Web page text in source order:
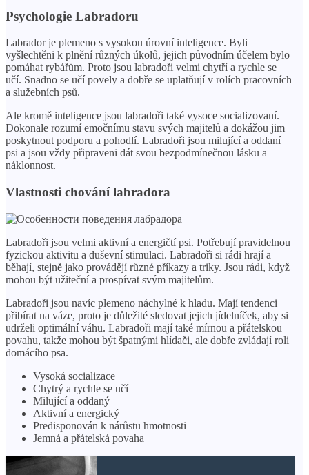
Psychologie Labradoru
Labrador je plemeno s vysokou úrovní inteligence. Byli
vyšlechtěni k plnění různých úkolů, jejich původním účelem bylo
pomáhat rybářům. Proto jsou labradoři velmi chytří a rychle se
učí. Snadno se učí povely a dobře se uplatňují v rolích pracovních
a služebních psů.
Ale kromě inteligence jsou labradoři také vysoce socializovaní.
Dokonale rozumí emočnímu stavu svých majitelů a dokážou jim
poskytnout podporu a pohodlí. Labradoři jsou milující a oddaní
psi a jsou vždy připraveni dát svou bezpodmínečnou lásku a
náklonnost.
Vlastnosti chování labradora
Labradoři jsou velmi aktivní a energičtí psi. Potřebují pravidelnou
fyzickou aktivitu a duševní stimulaci. Labradoři si rádi hrají a
běhají, stejně jako provádějí různé příkazy a triky. Jsou rádi, když
mohou být užiteční a prospívat svým majitelům.
Labradoři jsou navíc plemeno náchylné k hladu. Mají tendenci
přibírat na váze, proto je důležité sledovat jejich jídelníček, aby si
udrželi optimální váhu. Labradoři mají také mírnou a přátelskou
povahu, takže mohou být špatnými hlídači, ale dobře zvládají roli
domácího psa.
Vysoká socializace
Chytrý a rychle se učí
Milující a oddaný
Aktivní a energický
Predisponován k nárůstu hmotnosti
Jemná a přátelská povaha